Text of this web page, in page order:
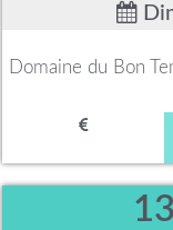
Domaine du Bon